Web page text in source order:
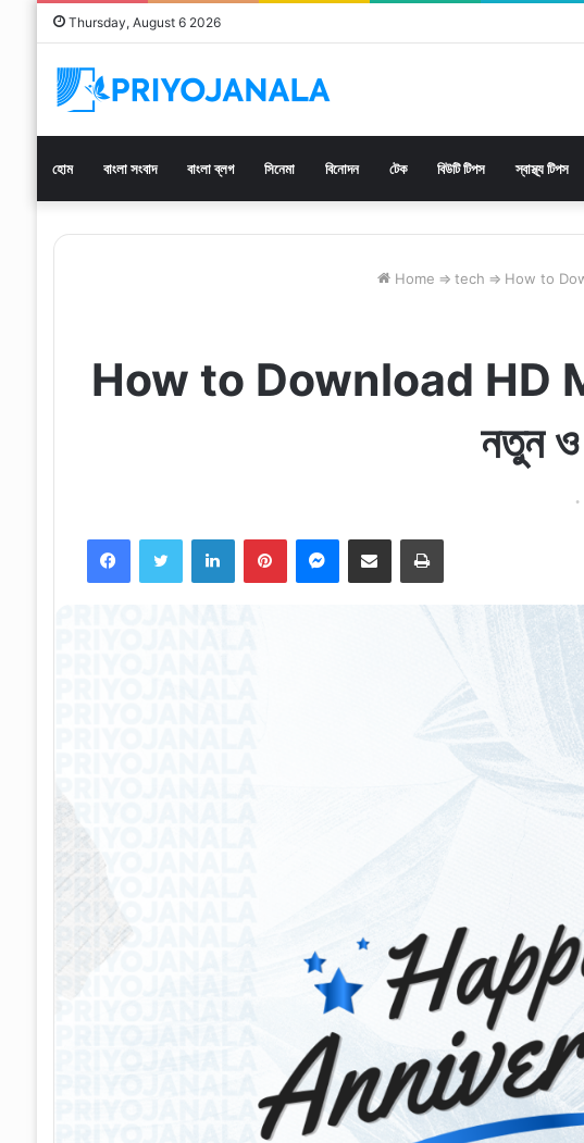
Thursday, August 6 2026
হোম বাংলা সংবাদ বাংলা ব্লগ সিনেমা বিনোদন টেক বিউটি টিপস স্বাস্থ্য টিপস
Home ⇒ tech ⇒ How to
How to Download HD
নতুন
Facebook Twitter LinkedIn Pinterest Messenger Share via Email Print